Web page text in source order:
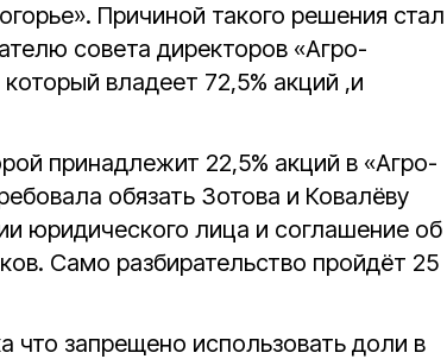
Причиной такого решения стал
совета директоров «Агро-
который владеет 72,5% акций ,и
принадлежит 22,5% акций в «Агро-
обязать Зотова и Ковалёву
юридического лица и соглашение об
Само разбирательство пройдёт 25
что запрещено использовать доли в